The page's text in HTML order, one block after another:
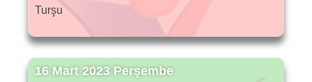
Turşu
16 Mart 2023 Perşembe